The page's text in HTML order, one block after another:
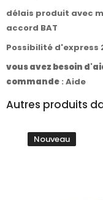
délais produit avec
accord BAT
Possibilité d'express
vous avez besoin
commande : Aide
Autres produits
Nouveau